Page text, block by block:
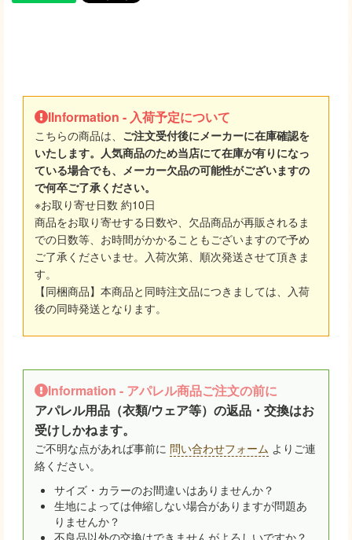
IInformation - 入荷予定について
こちらの商品は、 ご注文受付後にメーカーに在庫確認を
いたします。人気商品のため当店にて在庫が有りになっ
ている場合でも、メーカー欠品の可能性がございますの
で何卒ご了承ください。
※お取り寄せ日数 約10日
商品をお取り寄せする日数や、欠品商品が再販されるま
での日数等、お時間がかかることもございますので予め
ご了承くださいませ。入荷次第、順次発送させて頂きま
す。
【同梱商品】本商品と同時注文品につきましては、入荷
後の同時発送となります。
Information - アパレル商品ご注文の前に
アパレル用品（衣類/ウェア等）の返品・交換はお
受けしかねます。
ご不明な点があれば事前に 問い合わせフォーム よりご連
絡ください。
サイズ・カラーのお間違いはありませんか？
生地によっては伸縮しない場合がありますが問題あ
りませんか？
不良品以外の交換はできませんがよろしいですか？